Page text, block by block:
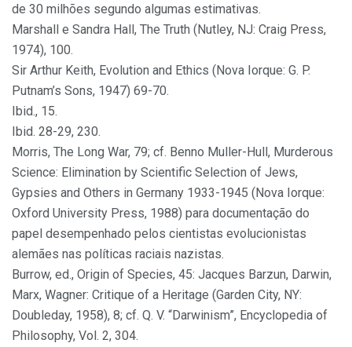
de 30 milhões segundo algumas estimativas.
Marshall e Sandra Hall, The Truth (Nutley, NJ: Craig Press,
1974), 100.
Sir Arthur Keith, Evolution and Ethics (Nova Iorque: G. P.
Putnam’s Sons, 1947) 69-70.
Ibid., 15.
Ibid. 28-29, 230.
Morris, The Long War, 79; cf. Benno Muller-Hull, Murderous
Science: Elimination by Scientific Selection of Jews,
Gypsies and Others in Germany 1933-1945 (Nova Iorque:
Oxford University Press, 1988) para documentação do
papel desempenhado pelos cientistas evolucionistas
alemães nas políticas raciais nazistas.
Burrow, ed., Origin of Species, 45: Jacques Barzun, Darwin,
Marx, Wagner: Critique of a Heritage (Garden City, NY:
Doubleday, 1958), 8; cf. Q. V. “Darwinism”, Encyclopedia of
Philosophy, Vol. 2, 304.